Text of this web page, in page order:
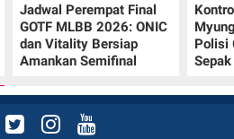
Jadwal Perempat Final
GOTF MLBB 2026: ONIC
dan Vitality Bersiap
Amankan Semifinal
Polisi